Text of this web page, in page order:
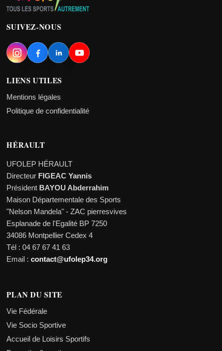
SUIVEZ-NOUS
LIENS UTILES
Mentions légales
Politique de confidentialité
HÉRAULT
UFOLEP HÉRAULT
Directeur FIGEAC Yannis
Président BAYOU Abderrahim
Maison Départementale des Sports
"Nelson Mandela" - ZAC pierresvives
Esplanade de l'Egalité BP 7250
34086 Montpellier Cedex 4
Tél : 04 67 67 41 63
Email :contact@ufolep34.org
PLAN DU SITE
Vie Fédérale
Vie Socio Sportive
Accueil de Loisirs Sportifs